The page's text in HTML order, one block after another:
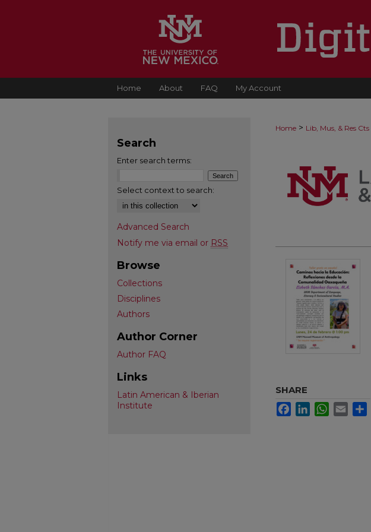
Home About FAQ My Account
Home > Lib, Mus, & Res Cts
SHARE
FacebookLinkedInWhatsApp
Email
Search
Enter search terms:
Select context to search:
Advanced Search
Notify me via email or RSS
Browse
Collections
Disciplines
Authors
Author Corner
Author FAQ
Links
Latin American & Iberian
Institute